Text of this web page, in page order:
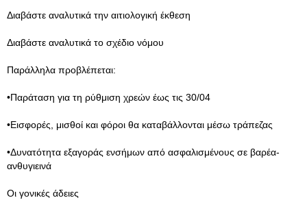
Διαβάστε αναλυτικά την αιτιολογική έκθεση
Διαβάστε αναλυτικά το σχέδιο νόμου
Παράλληλα προβλέπεται:
•Παράταση για τη ρύθμιση χρεών έως τις 30/04
•Εισφορές, μισθοί και φόροι θα καταβάλλονται μέσω τράπεζας
•Δυνατότητα εξαγοράς ενσήμων από ασφαλισμένους σε βαρέα-
ανθυγιεινά
Οι γονικές άδειες